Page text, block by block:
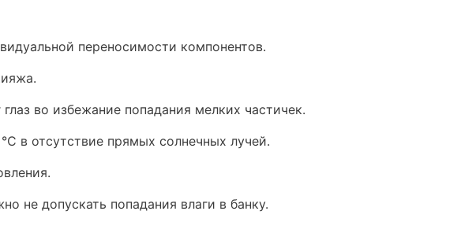
переносимости компонентов.
во избежание попадания мелких частичек.
в отсутствие прямых солнечных лучей.
не допускать попадания влаги в банку.